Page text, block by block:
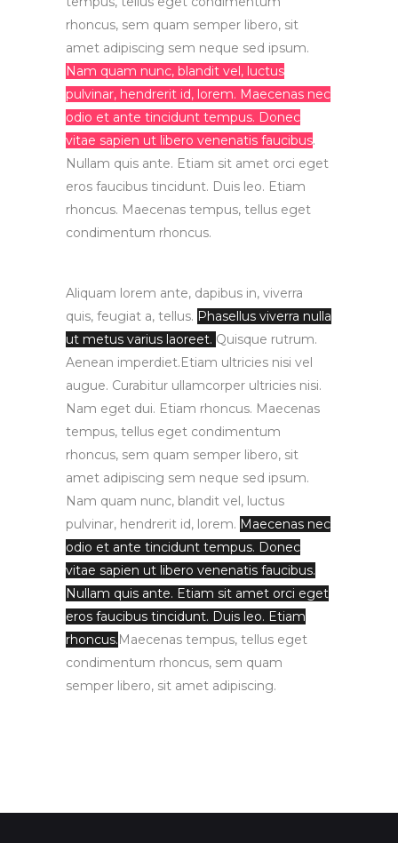
rhoncus, sem quam semper libero, sit
amet adipiscing sem neque sed ipsum.
Nam quam nunc, blandit vel, luctus
pulvinar, hendrerit id, lorem. Maecenas nec
odio et ante tincidunt tempus. Donec
vitae sapien ut libero venenatis faucibus.
Nullam quis ante. Etiam sit amet orci eget
eros faucibus tincidunt. Duis leo. Etiam
rhoncus. Maecenas tempus, tellus eget
condimentum rhoncus.
Aliquam lorem ante, dapibus in, viverra
quis, feugiat a, tellus. Phasellus viverra nulla
ut metus varius laoreet. Quisque rutrum.
Aenean imperdiet.Etiam ultricies nisi vel
augue. Curabitur ullamcorper ultricies nisi.
Nam eget dui. Etiam rhoncus. Maecenas
tempus, tellus eget condimentum
rhoncus, sem quam semper libero, sit
amet adipiscing sem neque sed ipsum.
Nam quam nunc, blandit vel, luctus
pulvinar, hendrerit id, lorem. Maecenas nec
odio et ante tincidunt tempus. Donec
vitae sapien ut libero venenatis faucibus.
Nullam quis ante. Etiam sit amet orci eget
eros faucibus tincidunt. Duis leo. Etiam
rhoncus.Maecenas tempus, tellus eget
condimentum rhoncus, sem quam
semper libero, sit amet adipiscing.